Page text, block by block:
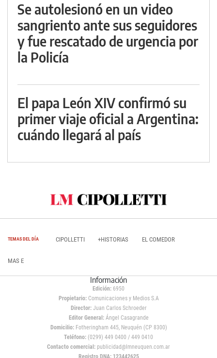
Se autolesionó en un video
sangriento ante sus seguidores
y fue rescatado de urgencia por
la Policía
El papa León XIV confirmó su
primer viaje oficial a Argentina:
cuándo llegará al país
TEMAS DEL DÍA CIPOLLETTI +HISTORIAS EL COMEDOR
MAS E
Información
Edición: 6950
Propietario:Comunicaciones y Medios S.A
Director: Juan Carlos Schroeder
Editor General:Ángel Casagrande
Domicilio:Fotheringham 445, Neuquén (CP 8300)
Teléfono: (0299) 449 0400 / 449 0410
Contacto comercial: publicidad@lmneuquen.com.ar
Registro DNA: 123442625